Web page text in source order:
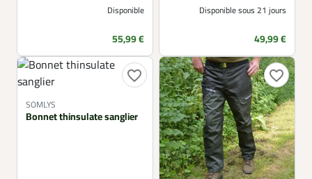
Disponible
Prix
55,99 €
Disponible sous 21 jours
Prix
49,99 €
favorite_border
SOMLYS
Bonnet thinsulate sanglier
favorite_border